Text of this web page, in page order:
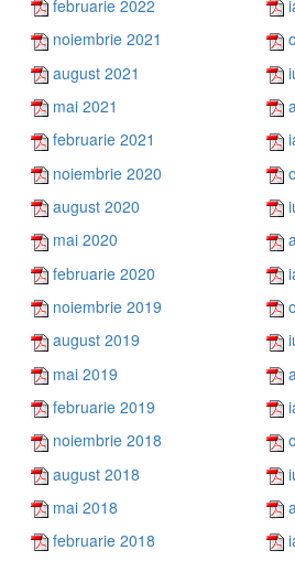
februarie 2022
noiembrie 2021
august 2021
mai 2021
februarie 2021
noiembrie 2020
august 2020
mai 2020
februarie 2020
noiembrie 2019
august 2019
mai 2019
februarie 2019
noiembrie 2018
august 2018
mai 2018
februarie 2018